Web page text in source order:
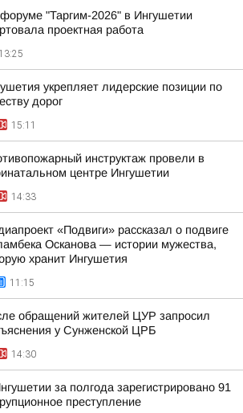
"Таргим-2026" в Ингушетии
проектная работа
13:25
укрепляет лидерские позиции по
дорог
15:11
инструктаж провели в
центре Ингушетии
14:33
«Подвиги» рассказал о подвиге
Осканова — истории мужества,
хранит Ингушетия
11:15
обращений жителей ЦУР запросил
у Сунженской ЦРБ
14:30
за полгода зарегистрировано 91
преступление